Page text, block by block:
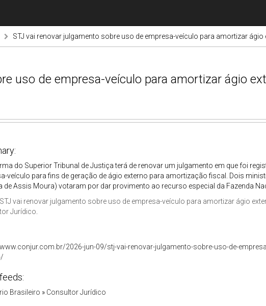
STJ vai renovar julgamento sobre uso de empresa-veículo para amortizar ágio
uso de empresa-veículo para amortizar ágio
do Superior Tribunal de Justiça terá de renovar um julgamento em que foi
veículo para fins de geração de ágio externo para amortização fiscal. Dois
de Assis Moura) votaram por dar provimento ao recurso especial da Fazenda
STJ vai renovar julgamento sobre uso de empresa-veículo para amortizar ágio
Jurídico
2026-jun-09/stj-vai-renovar-julgamento-sobre-uso-de-
Brasileiro » Consultor Jurídico